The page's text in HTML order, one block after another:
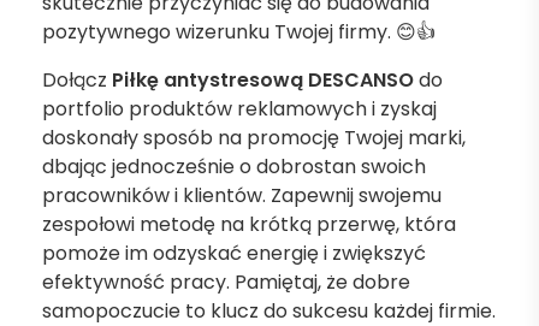
pozytywnego wizerunku Twojej firmy. 😊👍
Dołącz Piłkę antystresową DESCANSOdo
portfolio produktów reklamowych i zyskaj
doskonały sposób na promocję Twojej marki,
dbając jednocześnie o dobrostan swoich
pracowników i klientów. Zapewnij swojemu
zespołowi metodę na krótką przerwę, która
pomoże im odzyskać energię i zwiększyć
efektywność pracy. Pamiętaj, że dobre
samopoczucie to klucz do sukcesu każdej firmie.